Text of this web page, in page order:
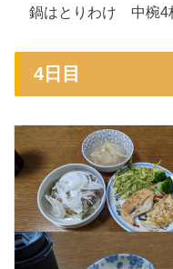
鍋はとりわけ 中椀4
4日目